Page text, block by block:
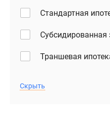
Стандартная
Траншевая
Скрыть